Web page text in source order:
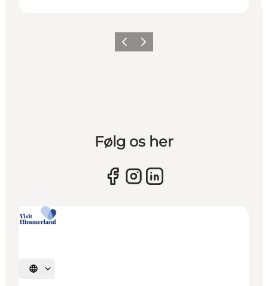
Vorherige Folie
Nächste Folie
Følg os her
Sprache auswählen